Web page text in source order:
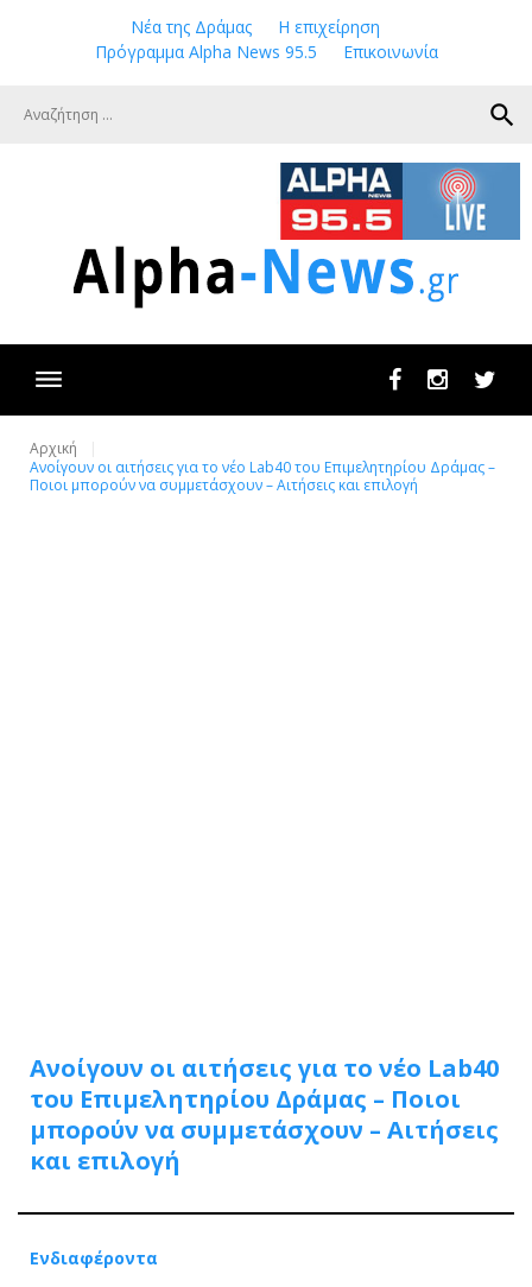
Νέα της Δράμας
Η επιχείρηση
Πρόγραμμα Alpha News 95.5
Επικοινωνία
search
FacebookInstagram
Αρχική
Ανοίγουν οι αιτήσεις για το νέο Lab40 του Επιμελητηρίου Δράμας –
Ποιοι μπορούν να συμμετάσχουν – Αιτήσεις και επιλογή
Ανοίγουν οι αιτήσεις για το νέο Lab40
του Επιμελητηρίου Δράμας – Ποιοι
μπορούν να συμμετάσχουν – Αιτήσεις
και επιλογή
Ενδιαφέροντα